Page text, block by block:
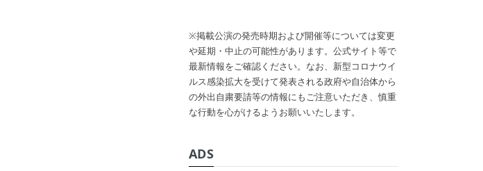
※掲載公演の発売時期および開催等については変更
や延期・中止の可能性があります。公式サイト等で
最新情報をご確認ください。なお、新型コロナウイ
ルス感染拡大を受けて発表される政府や自治体から
の外出自粛要請等の情報にもご注意いただき、慎重
な行動を心がけるようお願いいたします。
ADS